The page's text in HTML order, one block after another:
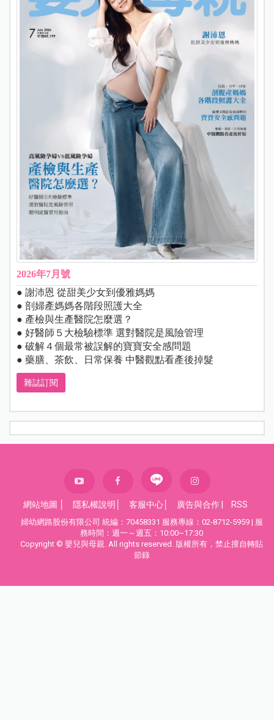
2026年7月號
● 謝沛恩 從甜美少女到優雅媽媽
● 剖婦產媽媽各階段照護大全
● 產檢與生產醫院怎麼選？
● 好醫師５大檢驗標準 選對醫院是風險管理
● 破解４個最常被誤解的寶寶安全感問題
● 藥膳、茶飲、日常保養 中醫觀點看產後掉髮
雜誌訂閱
網站地圖 隱私權說明 客服中心 廣告與合作 RSS
婦幼網路股份有限公司 統編：70458331 服務專線：02-8712-5959 | 服
務時間：週一～週五：10:00~17:30
Copyright © 嬰兒與母親. All rights reserved. 版權所有，禁止擅自轉貼
節錄